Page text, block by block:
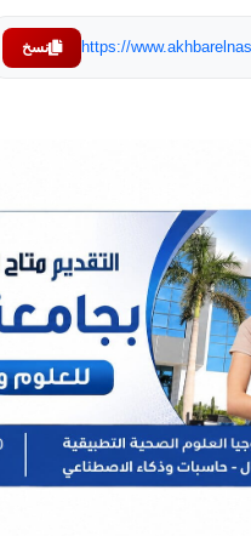
https:// نسخ